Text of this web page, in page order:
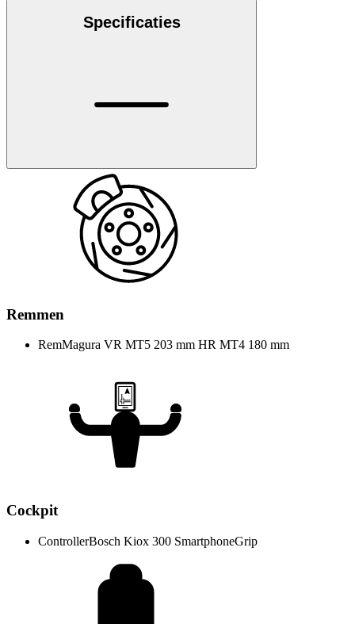
Specificaties
Remmen
RemMagura VR MT5 203 mm HR MT4 180 mm
Cockpit
ControllerBosch Kiox 300 SmartphoneGrip